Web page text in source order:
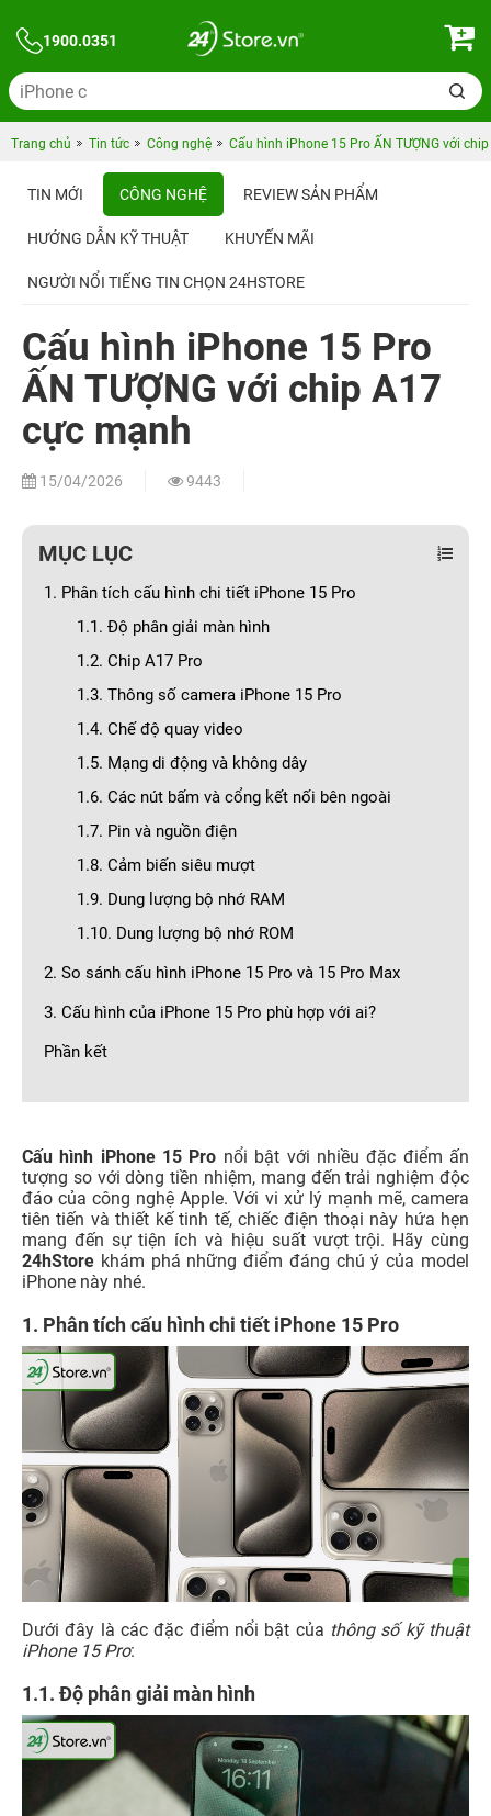
1900.0351
Trang chủ Tin tức Công nghệ Cấu hình iPhone 15 Pro ẤN TƯỢNG với
TIN MỚI CÔNG NGHỆ REVIEW SẢN PHẨM
HƯỚNG DẪN KỸ THUẬT KHUYẾN MÃI
NGƯỜI NỔI TIẾNG TIN CHỌN 24HSTORE
Cấu hình iPhone 15 Pro
ẤN TƯỢNG với chip A17
cực mạnh
15/04/2026 9443
MỤC LỤC
1. Phân tích cấu hình chi tiết iPhone 15 Pro
1.1. Độ phân giải màn hình
1.2. Chip A17 Pro
1.3. Thông số camera iPhone 15 Pro
1.4. Chế độ quay video
1.5. Mạng di động và không dây
1.6. Các nút bấm và cổng kết nối bên ngoài
1.7. Pin và nguồn điện
1.8. Cảm biến siêu mượt
1.9. Dung lượng bộ nhớ RAM
1.10. Dung lượng bộ nhớ ROM
2. So sánh cấu hình iPhone 15 Pro và 15 Pro Max
3. Cấu hình của iPhone 15 Pro phù hợp với ai?
Phần kết
Cấu hình iPhone 15 Pro nổi bật với nhiều đặc điểm ấn
tượng so với dòng tiền nhiệm, mang đến trải nghiệm độc
đáo của công nghệ Apple. Với vi xử lý mạnh mẽ, camera
tiên tiến và thiết kế tinh tế, chiếc điện thoại này hứa hẹn
mang đến sự tiện ích và hiệu suất vượt trội. Hãy cùng
24hStore khám phá những điểm đáng chú ý của model
iPhone này nhé.
1. Phân tích cấu hình chi tiết iPhone 15 Pro
Dưới đây là các đặc điểm nổi bật của thông số kỹ thuật
iPhone 15 Pro:
1.1. Độ phân giải màn hình